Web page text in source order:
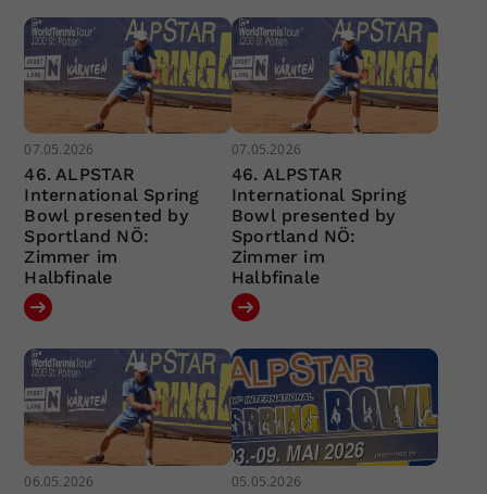
07.05.2026
46. ALPSTAR
International Spring
Bowl presented by
Sportland NÖ:
Zimmer im
Halbfinale
07.05.2026
46. ALPSTAR
International Spring
Bowl presented by
Sportland NÖ:
Zimmer im
Halbfinale
06.05.2026 05.05.2026